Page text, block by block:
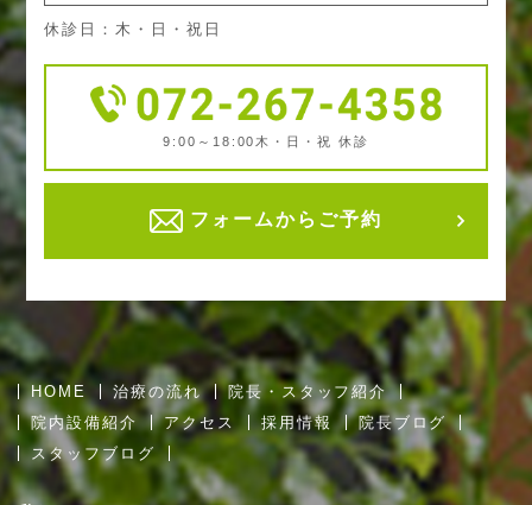
休診日：木・日・祝日
9:00～18:00 木・日・祝 休診
フォームからご予約
HOME 治療の流れ
院長・スタッフ紹介
院内設備紹介
アクセス 採用情報
院長ブログ
スタッフブログ